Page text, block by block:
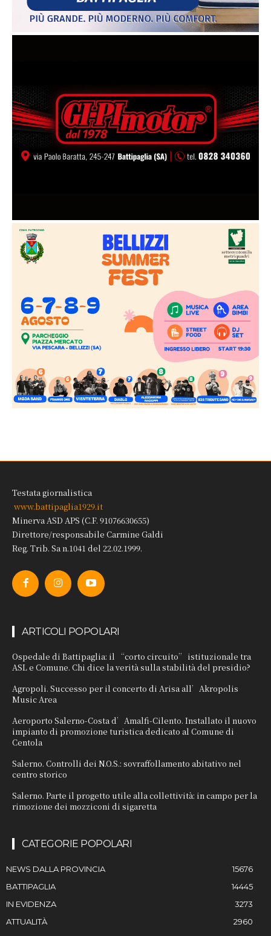
Testata giornalistica
www.battipaglia1929.it
Minerva ASD APS (C.F. 91076630655)
Direttore/responsabile Carmine Galdi
Reg. Trib. Sa n.1041 del 22.02.1999.
ARTICOLI POPOLARI
Ospedale di Battipaglia: il “corto circuito” istituzionale tra
ASL e Comune. Chi dice la verità sulla stabilità del presidio?
Agropoli. Successo per il concerto di Arisa all’Akropolis
Music Area
Aeroporto Salerno-Costa d’Amalfi-Cilento. Installato il nuovo
impianto di promozione turistica dedicato al Comune di
Centola
Salerno. Controlli dei N.O.S.: sovraffollamento abitativo nel
centro storico
Salerno. Parte il progetto utile alla collettività: in campo per la
rimozione dei mozziconi di sigaretta
CATEGORIE POPOLARI
NEWS DALLA PROVINCIA
15676
BATTIPAGLIA
14445
IN EVIDENZA
3273
ATTUALITÀ
2960